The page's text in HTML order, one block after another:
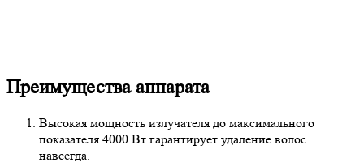
Преимущества аппарата
Высокая мощность излучателя до максимального
показателя 4000 Вт гарантирует удаление волос
навсегда.